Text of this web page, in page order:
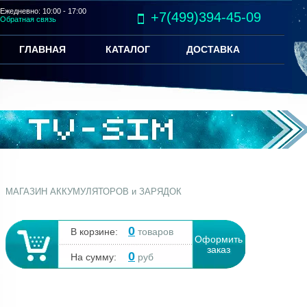
Ежедневно: 10:00 - 17:00
Обратная связь
+7(499)394-45-09
ГЛАВНАЯ КАТАЛОГ ДОСТАВКА
МАГАЗИН АККУМУЛЯТОРОВ и ЗАРЯДОК
В корзине: 0 товаров
На сумму: 0 руб
Оформить
заказ